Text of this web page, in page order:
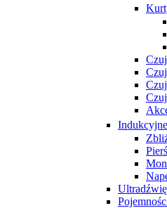
Indukcyjne